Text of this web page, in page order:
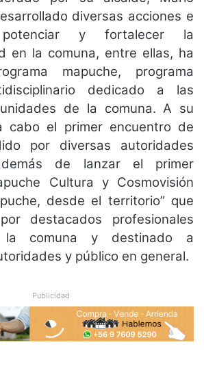
diversas acciones e
y fortalecer la
en la comuna, entre ellas, ha
mapuche, programa
dedicado a las
de la comuna. A su
cabo el primer encuentro de
por diversas autoridades
de lanzar el primer
Cultura y Cosmovisión
desde el territorio” que
destacados profesionales
la comuna y destinado a
y público en general.
Publicidad